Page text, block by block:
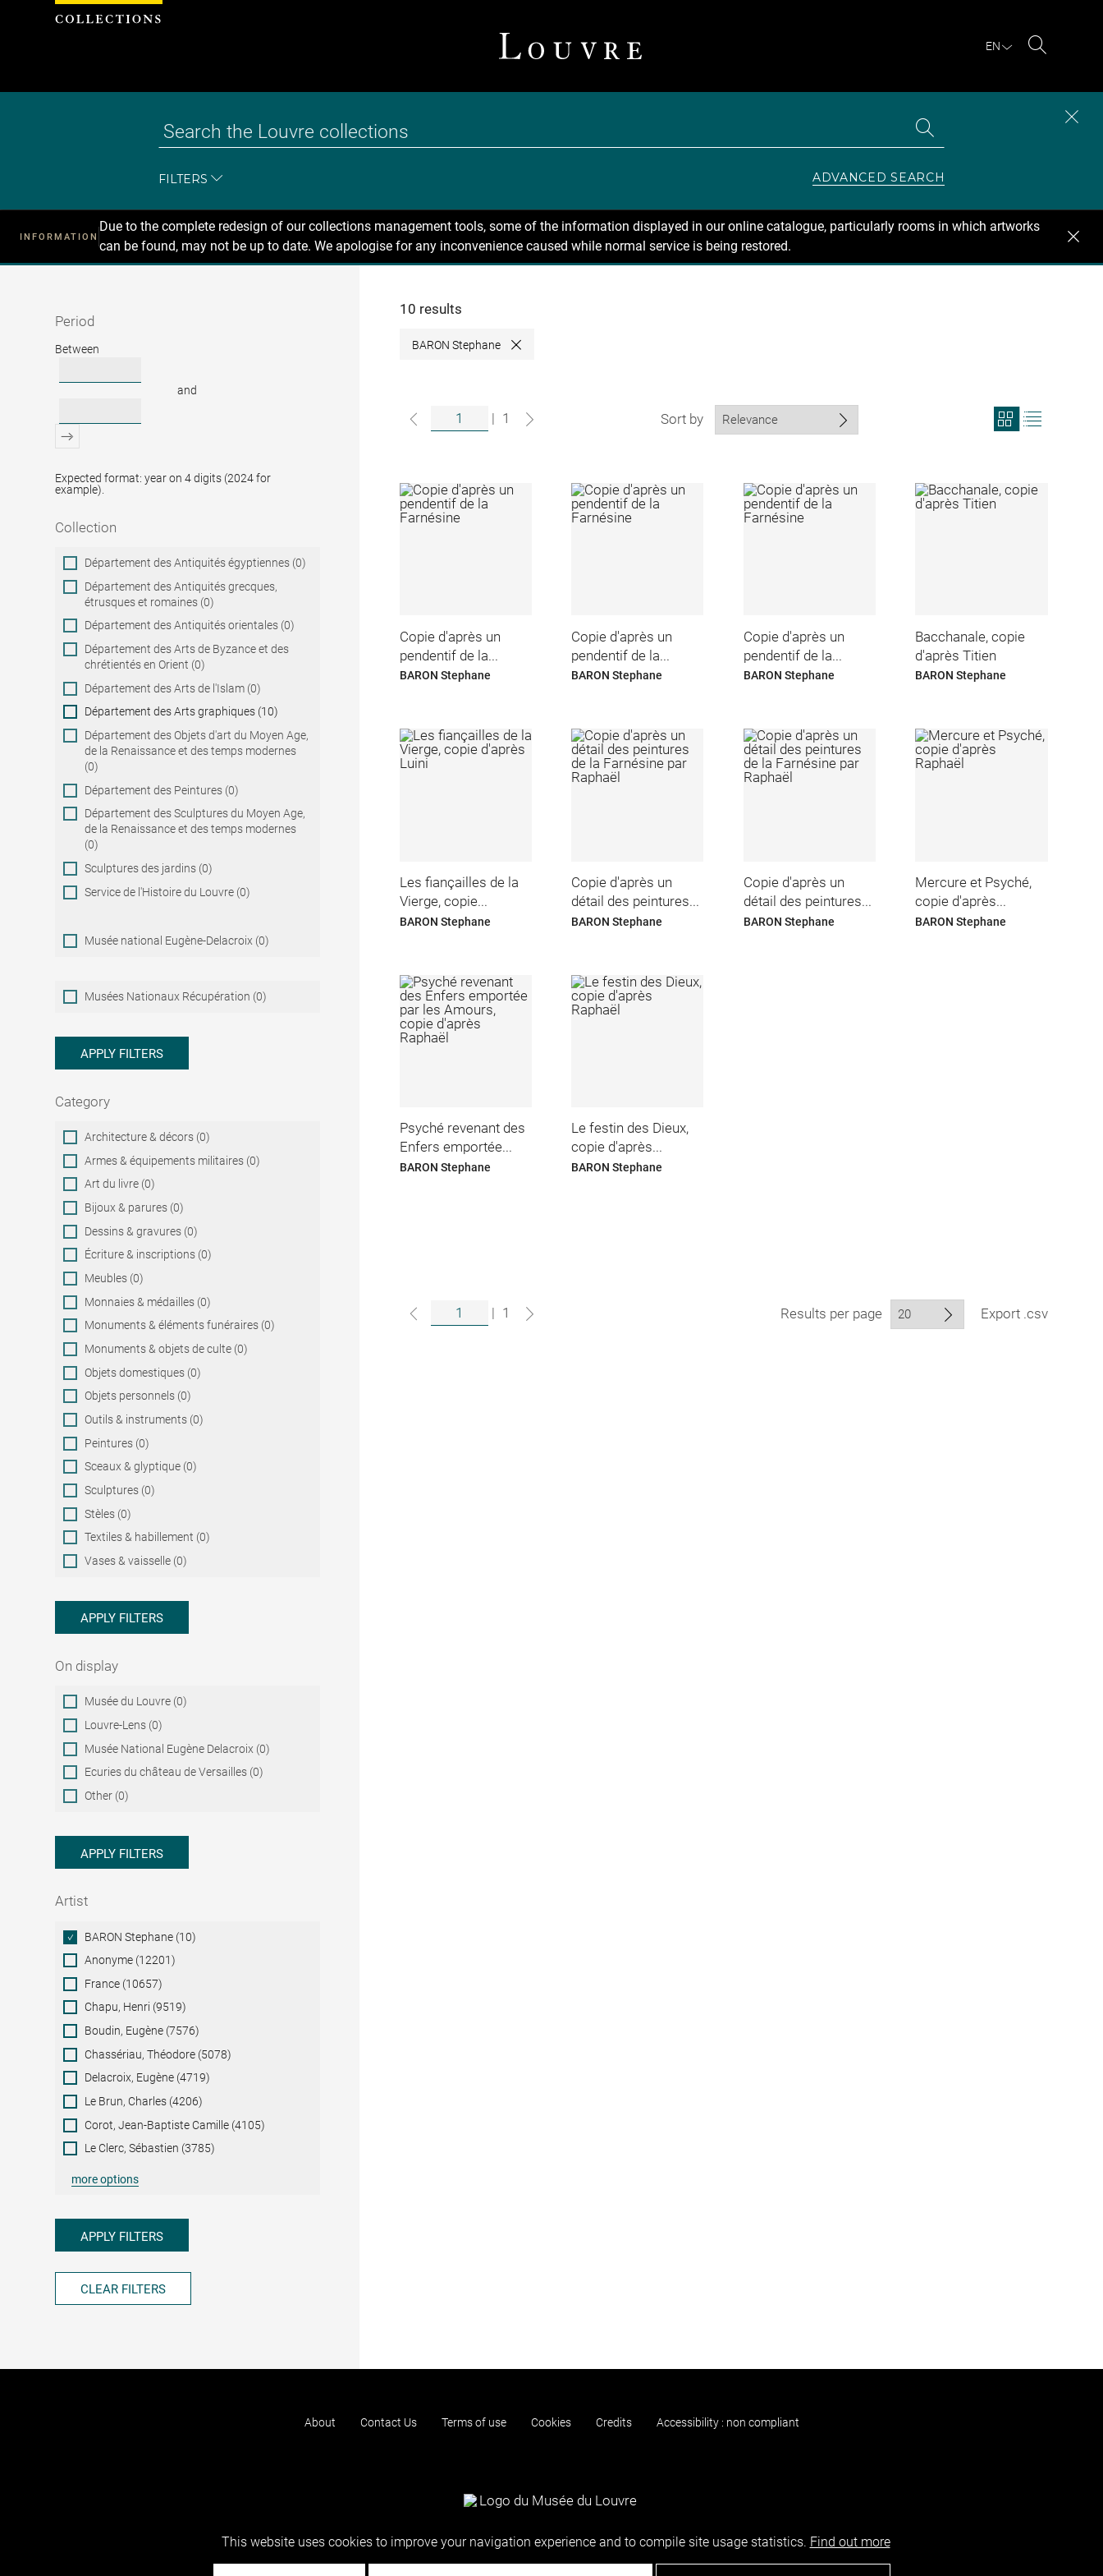
EN
FILTERS ADVANCED SEARCH
INFORMATION
Due to the complete redesign of our collections management tools, some of the information displayed in our online catalogue, particularly rooms in which artworks
can be found, may not be up to date. We apologise for any inconvenience caused while normal service is being restored.
Recherche
Period
Period
Between
and
Expected format: year on 4 digits (2024 for
example).
Collection
Collection
Département des Antiquités égyptiennes (0)
Département des Antiquités grecques,
étrusques et romaines (0)
Département des Antiquités orientales (0)
Département des Arts de Byzance et des
chrétientés en Orient (0)
Département des Arts de l'Islam (0)
Département des Arts graphiques (10)
Département des Objets d'art du Moyen Age,
de la Renaissance et des temps modernes
(0)
Département des Peintures (0)
Département des Sculptures du Moyen Age,
de la Renaissance et des temps modernes
(0)
Sculptures des jardins (0)
Service de l'Histoire du Louvre (0)
Musée national Eugène-Delacroix (0)
Musées
Nationaux
Musées Nationaux Récupération (0)
APPLY FILTERS
Category
Category
Architecture & décors (0)
Armes & équipements militaires (0)
Art du livre (0)
Bijoux & parures (0)
Dessins & gravures (0)
Écriture & inscriptions (0)
Meubles (0)
Monnaies & médailles (0)
Monuments & éléments funéraires (0)
Monuments & objets de culte (0)
Objets domestiques (0)
Objets personnels (0)
Outils & instruments (0)
Peintures (0)
Sceaux & glyptique (0)
Sculptures (0)
Stèles (0)
Textiles & habillement (0)
Vases & vaisselle (0)
APPLY FILTERS
On display
On
display
Musée du Louvre (0)
Louvre-Lens (0)
Musée National Eugène Delacroix (0)
Ecuries du château de Versailles (0)
Other (0)
APPLY FILTERS
Artist
ArtistBARON Stephane (10)
Anonyme (12201)
France (10657)
Chapu, Henri (9519)
Boudin, Eugène (7576)
Chassériau, Théodore (5078)
Delacroix, Eugène (4719)
Le Brun, Charles (4206)
Corot, Jean-Baptiste Camille (4105)
Le Clerc, Sébastien (3785)
more options
APPLY FILTERS
CLEAR FILTERS
10 results
BARON Stephane Close
| 1 Sort by
View
search
format
Copie d'après un
pendentif de la...
BARON Stephane
Copie d'après un
pendentif de la...
BARON Stephane
Copie d'après un
pendentif de la...
BARON Stephane
Bacchanale, copie
d'après Titien
BARON Stephane
Les fiançailles de la
Vierge, copie...
BARON Stephane
Copie d'après un
détail des peintures...
BARON Stephane
Copie d'après un
détail des peintures...
BARON Stephane
Mercure et Psyché,
copie d'après...
BARON Stephane
Psyché revenant des
Enfers emportée...
BARON Stephane
Le festin des Dieux,
copie d'après...
BARON Stephane
| 1 Results per page Export .csv
About Contact Us Terms of use Cookies Credits Accessibility : non compliant
Cookies management panel
This website uses cookies to improve your navigation experience and to compile site usage statistics. Find out more